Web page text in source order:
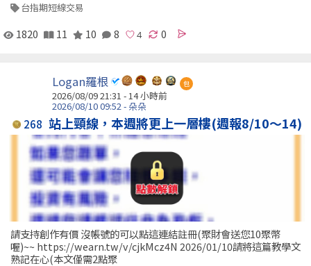
台指期短線交易
1820 11 10 8 0
Logan羅根 包
2026/08/09 21:31 -14 小時前
2026/08/10 09:52 - 朵朵
268 站上頸線，本週將更上一層樓(週報8/10～14)
請支持創作有價 沒帳號的可以點這連結註冊(聚財會送您10聚幣
喔)~~ https://wearn.tw/v/cjkMcz4N 2026/01/10請將這篇教學文
熟記在心(本文僅需2點聚